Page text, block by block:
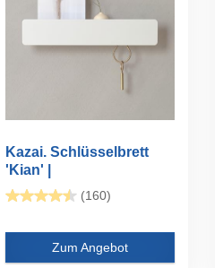
Kazai. Schlüsselbrett
'Kian' |
Minimalistisches...
(160)
Zum Angebot